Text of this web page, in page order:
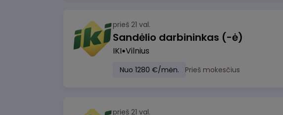
prieš 21 val.
Sandėlio darbininkas (-ė)
IKI Vilnius
Nuo 1280 €/mėn. Prieš mokesčius
prieš 21 val.